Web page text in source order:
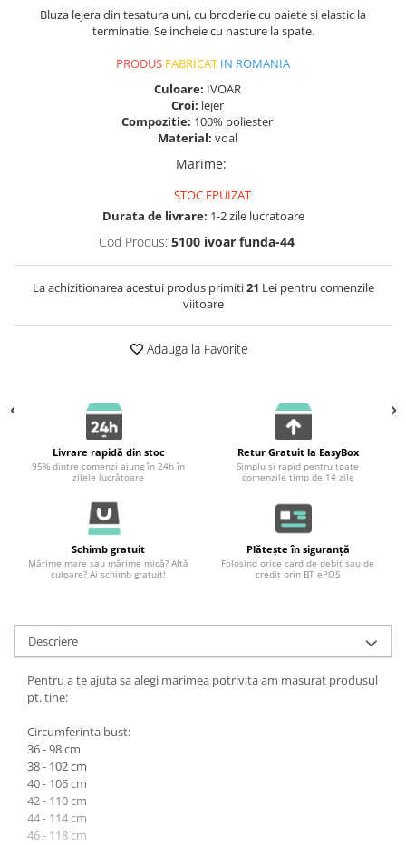
Bluza lejera din tesatura uni, cu broderie cu paiete si elastic la
terminatie. Se incheie cu nasture la spate.
PRODUS FABRICAT IN ROMANIA
Culoare: IVOAR
Croi: lejer
Compozitie: 100% poliester
Material: voal
Marime:
STOC EPUIZAT
Durata de livrare: 1-2 zile lucratoare
Cod Produs: 5100 ivoar funda-44
La achizitionarea acestui produs primiti21 Lei pentru comenzile
viitoare
Adauga la Favorite
Livrare rapidă din stoc
95% dintre comenzi ajung în 24h în
zilele lucrătoare
Retur Gratuit la EasyBox
Simplu și rapid pentru toate
comenzile timp de 14 zile
Schimb gratuit
Mărime mare sau mărime mică? Altă
culoare? Ai schimb gratuit!
Plătește în siguranță
Folosind orice card de debit sau de
credit prin BT ePOS
Descriere
Pentru a te ajuta sa alegi marimea potrivita am masurat produsul
pt. tine:
Circumferinta bust:
36 - 98 cm
38 - 102 cm
40 - 106 cm
42 - 110 cm
44 - 114 cm
46 - 118 cm